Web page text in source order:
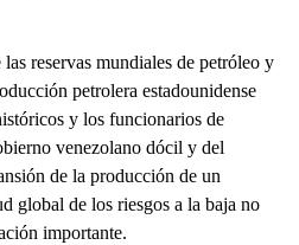
reservas mundiales de petróleo y
petrolera estadounidense
y los funcionarios de
venezolano dócil y del
de la producción de un
global de los riesgos a la baja no
importante.